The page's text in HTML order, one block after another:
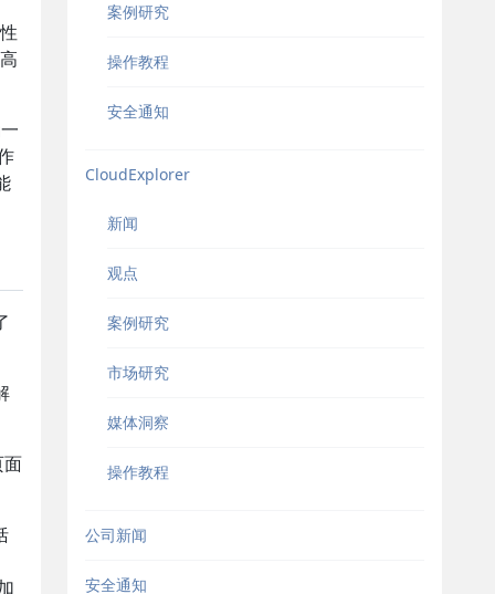
面
案例研究
操作教程
安全通知
CloudExplorer
新闻
观点
案例研究
市场研究
媒体洞察
操作教程
公司新闻
安全通知